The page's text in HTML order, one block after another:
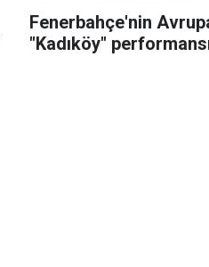
Fenerbahçe'nin
"Kadıköy"